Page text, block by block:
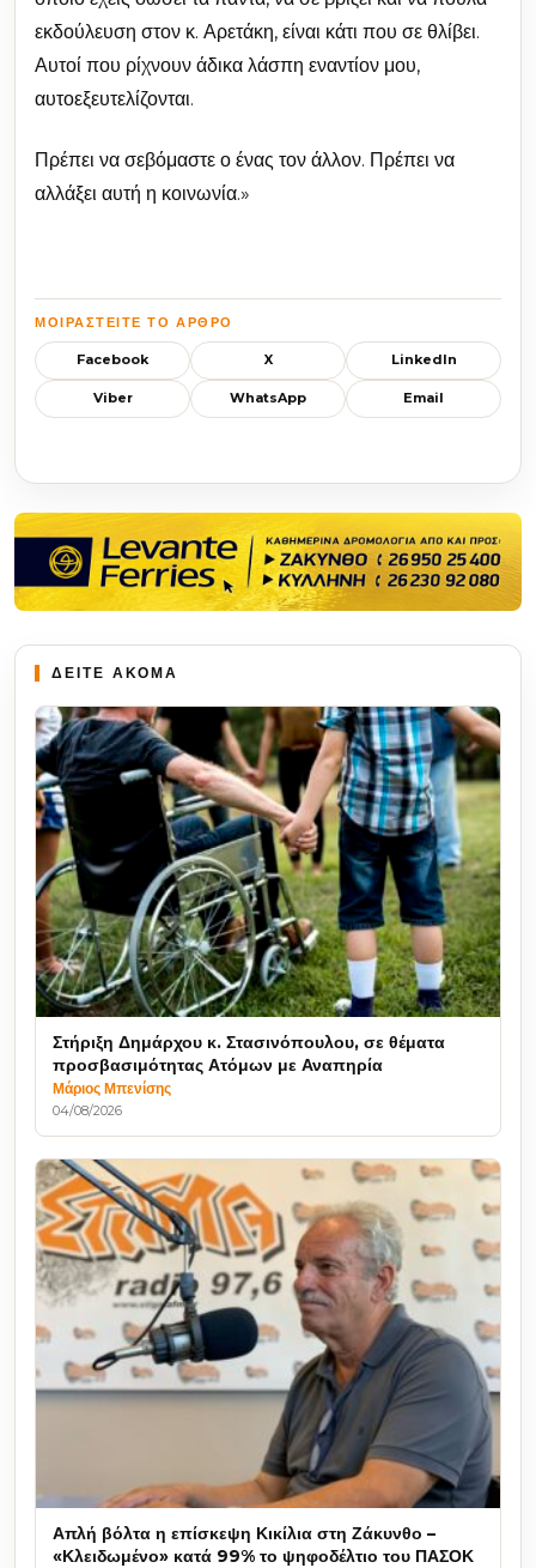
εκδούλευση στον κ. Αρετάκη, είναι κάτι που σε θλίβει.
Αυτοί που ρίχνουν άδικα λάσπη εναντίον μου,
αυτοεξευτελίζονται.
Πρέπει να σεβόμαστε ο ένας τον άλλον. Πρέπει να
αλλάξει αυτή η κοινωνία.»
ΜΟΙΡΑΣΤΕΊΤΕ ΤΟ ΆΡΘΡΟ
Facebook X LinkedIn
Viber WhatsApp Email
ΔΕΙΤΕ ΑΚΟΜΑ
Στήριξη Δημάρχου κ. Στασινόπουλου, σε θέματα
προσβασιμότητας Ατόμων με Αναπηρία
Μάριος Μπενίσης
04/08/2026
Απλή βόλτα η επίσκεψη Κικίλια στη Ζάκυνθο –
«Κλειδωμένο» κατά 99% το ψηφοδέλτιο του ΠΑΣΟΚ